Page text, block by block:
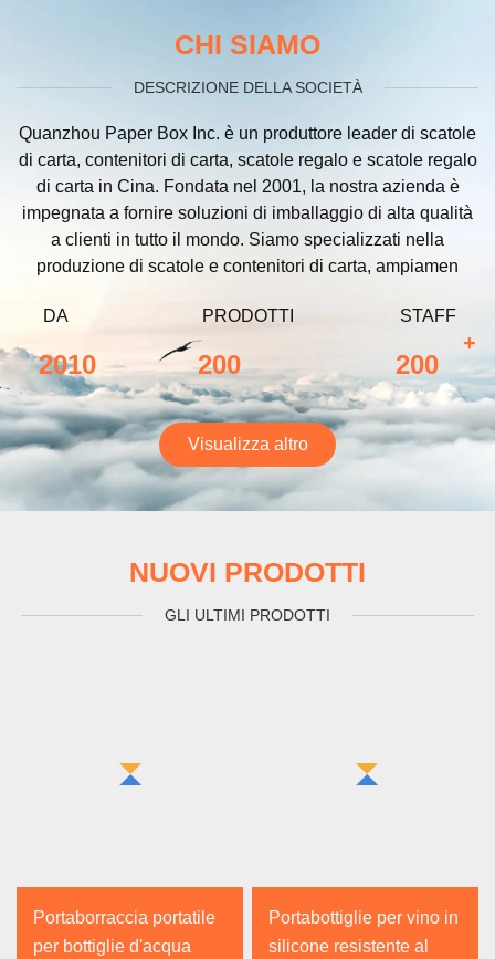
CHI SIAMO
DESCRIZIONE DELLA SOCIETÀ
Quanzhou Paper Box Inc. è un produttore leader di scatole
di carta, contenitori di carta, scatole regalo e scatole regalo
di carta in Cina. Fondata nel 2001, la nostra azienda è
impegnata a fornire soluzioni di imballaggio di alta qualità
a clienti in tutto il mondo. Siamo specializzati nella
produzione di scatole e contenitori di carta, ampiamen
DA
2010
PRODOTTI
200
STAFF
200
+
Visualizza altro
NUOVI PRODOTTI
GLI ULTIMI PRODOTTI
Portaborraccia portatile
per bottiglie d'acqua
Portabottiglie per vino in
silicone resistente al